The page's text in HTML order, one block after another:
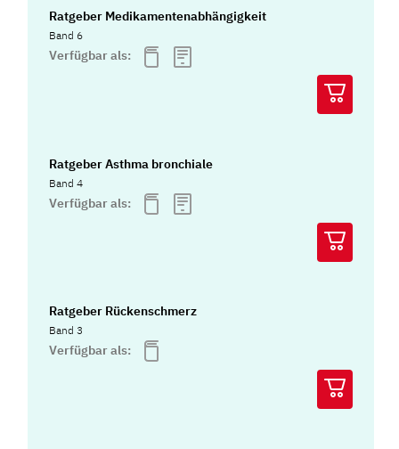
Ratgeber Medikamentenabhängigkeit
Band 6
Verfügbar als:
Ratgeber Asthma bronchiale
Band 4
Verfügbar als:
Ratgeber Rückenschmerz
Band 3
Verfügbar als: